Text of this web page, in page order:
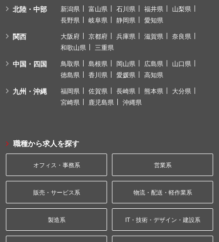
北陸・中部 新潟県 富山県 石川県 福井県
山梨県
長野県
岐阜県 静岡県 愛知県
関西 大阪府 京都府 兵庫県 滋賀県
奈良県
和歌山県
三重県
中国・四国 鳥取県 島根県 岡山県 広島県
山口県
徳島県
香川県 愛媛県 高知県
九州・沖縄 福岡県 佐賀県 長崎県 熊本県
大分県
宮崎県
鹿児島県 沖縄県
職種から求人を探す
オフィス・事務系 営業系
販売・サービス系 物流・配送・軽作業系
製造系 IT・技術・デザイン・建設系